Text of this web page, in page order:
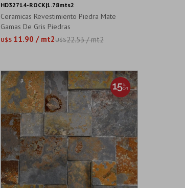
Ceramicas Revestimiento Piedra Mate
Gamas De Gris Piedras
U$S 11.90 / mt2U$S22.53 / mt2
HD32714-ROCK|1.78mts2